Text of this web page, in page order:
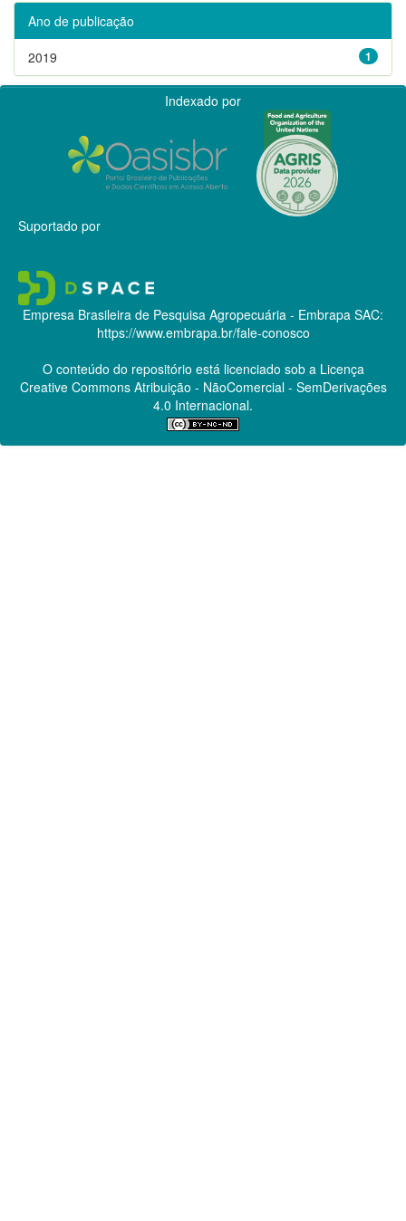
Ano de publicação
1
2019
Indexado por
Suportado por
Empresa Brasileira de Pesquisa Agropecuária - Embrapa SAC:
https://www.embrapa.br/fale-conosco
O conteúdo do repositório está licenciado sob a Licença
Creative CommonsAtribuição - NãoComercial - SemDerivações
4.0 Internacional.